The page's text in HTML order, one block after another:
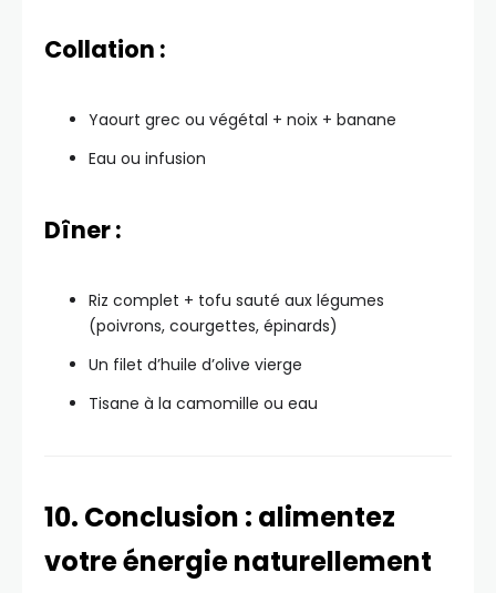
Collation :
Yaourt grec ou végétal + noix + banane
Eau ou infusion
Dîner :
Riz complet + tofu sauté aux légumes
(poivrons, courgettes, épinards)
Un filet d’huile d’olive vierge
Tisane à la camomille ou eau
10. Conclusion : alimentez
votre énergie naturellement